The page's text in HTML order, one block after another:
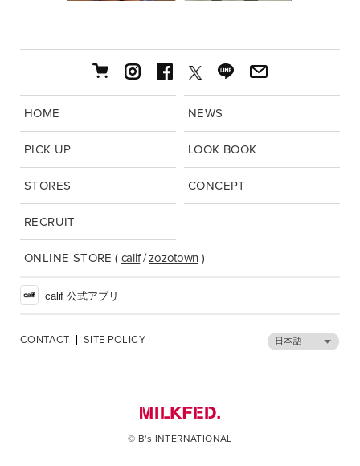
HOME NEWS
PICK UP LOOK BOOK
STORES CONCEPT
RECRUIT
ONLINE STORE ( calif/zozotown )
calif 公式アプリ
CONTACT SITE POLICY 日本語
© B's INTERNATIONAL